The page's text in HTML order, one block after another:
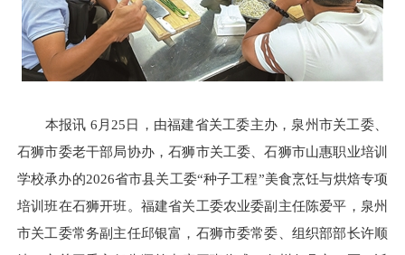
本报讯 6月25日，由福建省关工委主办，泉州市关工委、
石狮市委老干部局协办，石狮市关工委、石狮市山惠职业培训
学校承办的2026省市县关工委“种子工程”美食烹饪与烘焙专项
培训班在石狮开班。福建省关工委农业委副主任陈爱平，泉州
市关工委常务副主任邱银富，石狮市委常委、组织部部长许顺